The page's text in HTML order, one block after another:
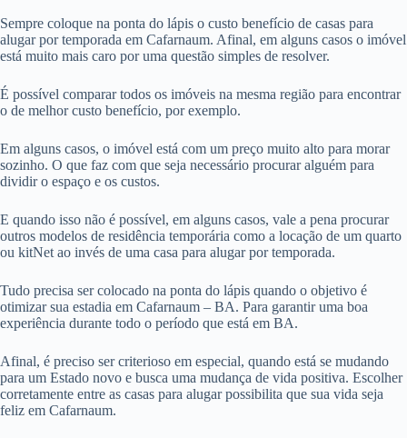
Sempre coloque na ponta do lápis o custo benefício de casas para
alugar por temporada em Cafarnaum. Afinal, em alguns casos o imóvel
está muito mais caro por uma questão simples de resolver.
É possível comparar todos os imóveis na mesma região para encontrar
o de melhor custo benefício, por exemplo.
Em alguns casos, o imóvel está com um preço muito alto para morar
sozinho. O que faz com que seja necessário procurar alguém para
dividir o espaço e os custos.
E quando isso não é possível, em alguns casos, vale a pena procurar
outros modelos de residência temporária como a locação de um quarto
ou kitNet ao invés de uma casa para alugar por temporada.
Tudo precisa ser colocado na ponta do lápis quando o objetivo é
otimizar sua estadia em Cafarnaum – BA. Para garantir uma boa
experiência durante todo o período que está em BA.
Afinal, é preciso ser criterioso em especial, quando está se mudando
para um Estado novo e busca uma mudança de vida positiva. Escolher
corretamente entre as casas para alugar possibilita que sua vida seja
feliz em Cafarnaum.